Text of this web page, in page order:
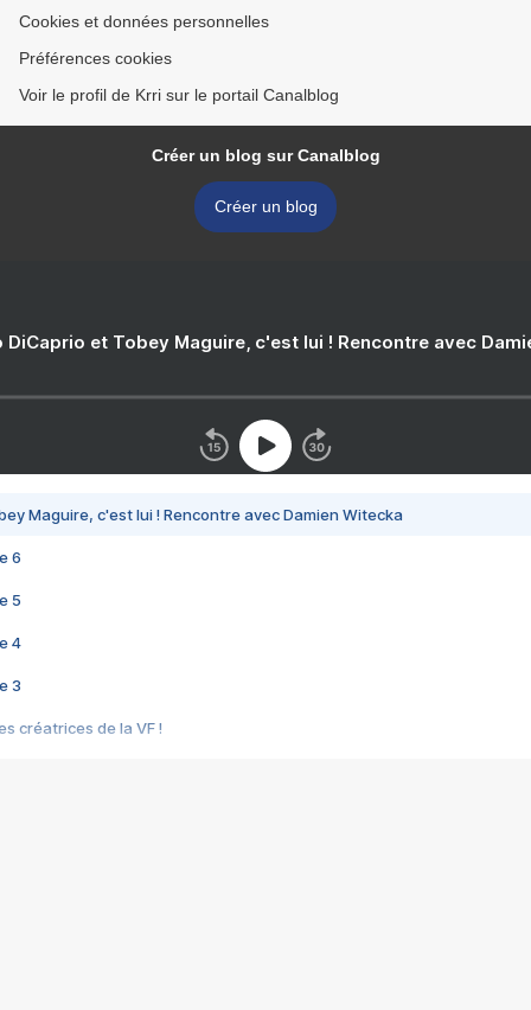
Cookies et données personnelles
Préférences cookies
Voir le profil de Krri sur le portail Canalblog
Créer un blog sur Canalblog
Créer un blog
DiCaprio et Tobey Maguire, c'est lui ! Rencontre avec
Maguire, c'est lui ! Rencontre avec Damien Witecka
6
5
4
3
créatrices de la VF !